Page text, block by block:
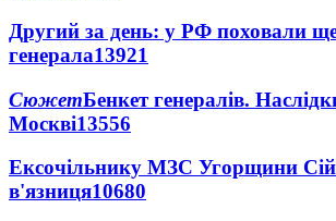
Другий за день: у РФ поховали
генерала13921
СюжетБенкет генералів.
Москві13556
Ексочільнику МЗС Угорщини
в'язниця10680